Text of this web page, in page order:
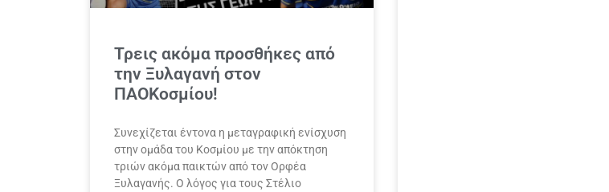
Τρεις ακόμα προσθήκες από
την Ξυλαγανή στον
ΠΑΟΚοσμίου!
Συνεχίζεται έντονα η μεταγραφική ενίσχυση
στην ομάδα του Κοσμίου με την απόκτηση
τριών ακόμα παικτών από τον Ορφέα
Ξυλαγανής. Ο λόγος για τους Στέλιο